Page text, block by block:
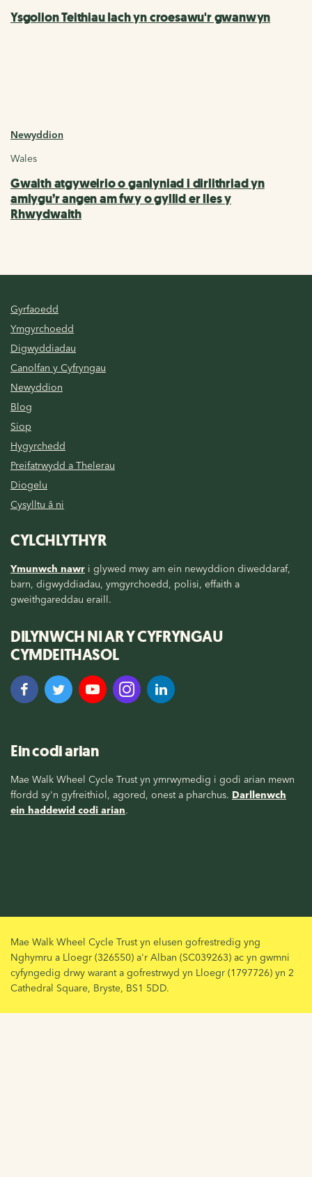
Ysgolion Teithiau Iach yn croesawu'r gwanwyn
Newyddion
Wales
Gwaith atgyweirio o ganlyniad i dirlithriad yn
amlygu’r angen am fwy o gyllid er lles y
Rhwydwaith
Gyrfaoedd
Ymgyrchoedd
Digwyddiadau
Canolfan y Cyfryngau
Newyddion
Blog
Siop
Hygyrchedd
Preifatrwydd a Thelerau
Diogelu
Cysylltu â ni
CYLCHLYTHYR
Ymunwch nawr i glywed mwy am ein newyddion diweddaraf,
barn, digwyddiadau, ymgyrchoedd, polisi, effaith a
gweithgareddau eraill.
DILYNWCH NI AR Y CYFRYNGAU
CYMDEITHASOL
Ein codi arian
Mae Walk Wheel Cycle Trust yn ymrwymedig i godi arian mewn
ffordd sy'n gyfreithiol, agored, onest a pharchus. Darllenwch
ein haddewid codi arian.
Mae Walk Wheel Cycle Trust yn elusen gofrestredig yng
Nghymru a Lloegr (326550) a'r Alban (SC039263) ac yn gwmni
cyfyngedig drwy warant a gofrestrwyd yn Lloegr (1797726) yn 2
Cathedral Square, Bryste, BS1 5DD.